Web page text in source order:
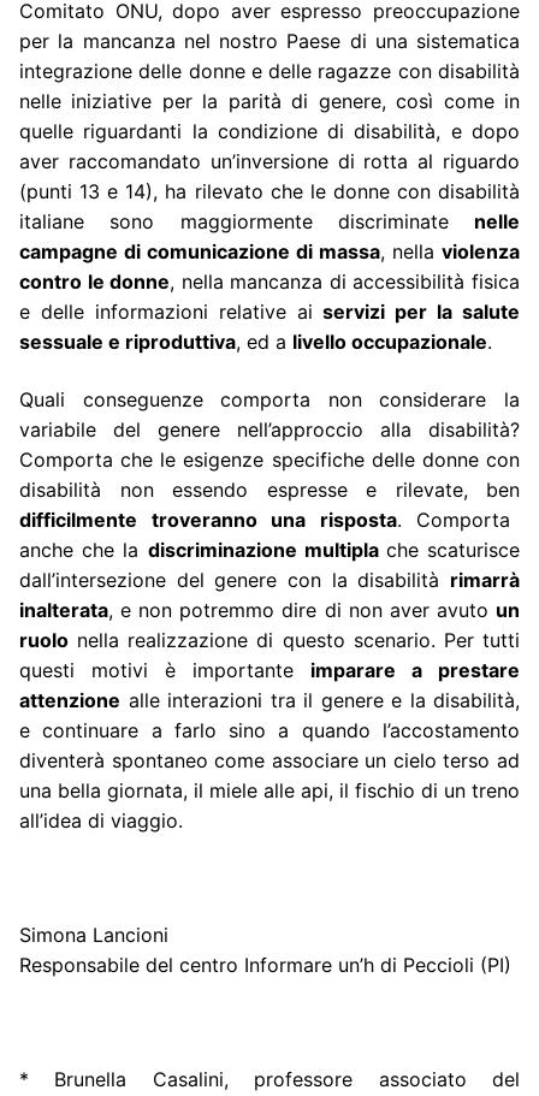
Comitato ONU, dopo aver espresso preoccupazione
per la mancanza nel nostro Paese di una sistematica
integrazione delle donne e delle ragazze con disabilità
nelle iniziative per la parità di genere, così come in
quelle riguardanti la condizione di disabilità, e dopo
aver raccomandato un’inversione di rotta al riguardo
(punti 13 e 14), ha rilevato che le donne con disabilità
italiane sono maggiormente discriminate nelle
campagne di comunicazione di massa, nella violenza
contro le donne, nella mancanza di accessibilità fisica
e delle informazioni relative aiservizi per la salute
sessuale e riproduttiva, ed a livello occupazionale.
Quali conseguenze comporta non considerare la
variabile del genere nell’approccio alla disabilità?
Comporta che le esigenze specifiche delle donne con
disabilità non essendo espresse e rilevate, ben
difficilmente troveranno una risposta. Comporta
anche che la discriminazione multipla che scaturisce
dall’intersezione del genere con la disabilità rimarrà
inalterata, e non potremmo dire di non aver avuto un
ruolo nella realizzazione di questo scenario. Per tutti
questi motivi è importante imparare a prestare
attenzione alle interazioni tra il genere e la disabilità,
e continuare a farlo sino a quando l’accostamento
diventerà spontaneo come associare un cielo terso ad
una bella giornata, il miele alle api, il fischio di un treno
all’idea di viaggio.
Simona Lancioni
Responsabile del centro Informare un’h di Peccioli (PI)
* Brunella Casalini, professore associato del